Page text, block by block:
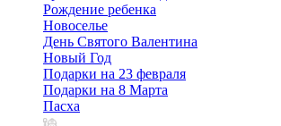
Рождение ребенка
Новоселье
День Святого Валентина
Новый Год
Подарки на 23 февраля
Подарки на 8 Марта
Пасха